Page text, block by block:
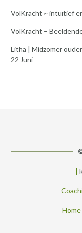
VolKracht ~ intuïtief
VolKracht –
Litha | Midzomer
22 Juni
|
Home